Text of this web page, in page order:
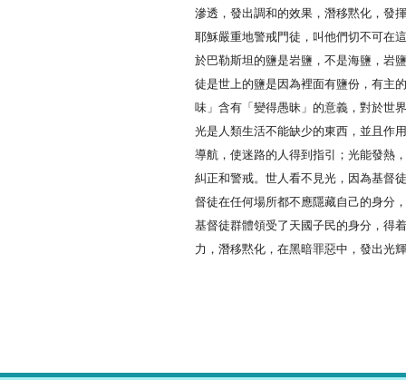
滲透，發出調和的效果，潛移黙化，發
耶穌嚴重地警戒門徒，叫他們切不可在
於巴勒斯坦的鹽是岩鹽，不是海鹽，岩
徒是世上的鹽是因為裡面有鹽份，有主
味」含有「變得愚昧」的意義，對於世
光是人類生活不能缺少的東西，並且作
導航，使迷路的人得到指引；光能發熱
糾正和警戒。世人看不見光，因為基督
督徒在任何場所都不應隱藏自己的身分
基督徒群體領受了天國子民的身分，得
力，潛移黙化，在黑暗罪惡中，發出光